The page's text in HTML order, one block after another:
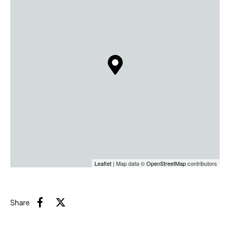
Leaflet | Map data ©OpenStreetMapcontributors
Share FacebookX (Twitter)